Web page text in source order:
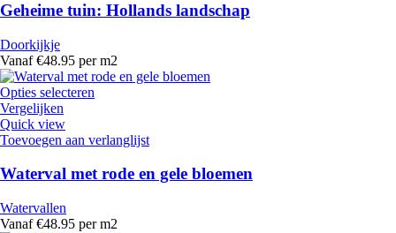
Geheime tuin: Hollands landschap
Doorkijkje
Vanaf €48.95 per m2
Opties selecteren
Vergelijken
Quick view
Toevoegen aan verlanglijst
Waterval met rode en gele bloemen
Watervallen
Vanaf €48.95 per m2